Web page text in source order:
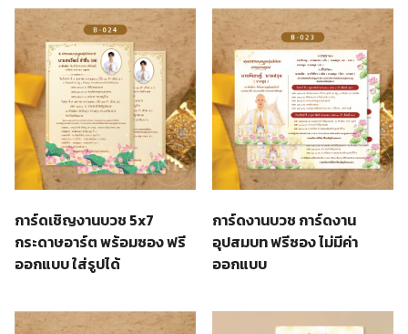
การ์ดเชิญงานบวช 5x7
กระดาษอาร์ต พร้อมซอง ฟรี
ออกแบบ ใส่รูปได้
การ์ดงานบวช การ์ดงาน
อุปสมบท ฟรีซอง ไม่มีค่า
ออกแบบ